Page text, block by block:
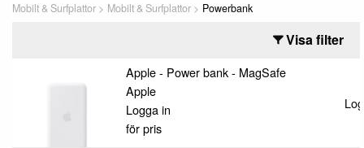
Mobilt & Surfplattor Mobilt & Surfplattor Powerbank
Visa filter
Apple - Power bank - MagSafe
Apple
Logga in
för pris